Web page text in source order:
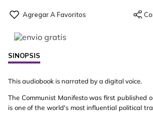
SINOPSIS
This audiobook is narrated by a digital voice.
The Communist Manifesto was first published
is one of the world's most influential political